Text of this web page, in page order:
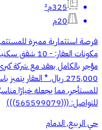
325م²
20م
مؤجر بالكامل بعقد مع شركة
275,000 ريال. * العقار
للمستأجر، مما يجعله خيارًا
للتواصل: (((565599079)))
حي الربيع, الدمام